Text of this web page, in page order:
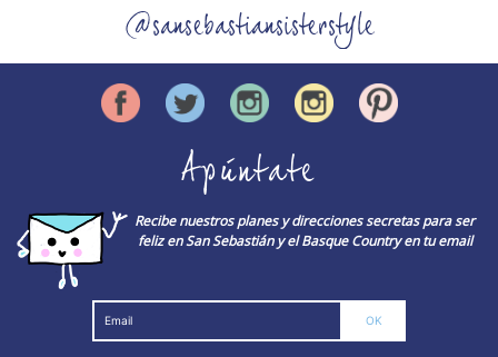
@sansebastiansisterstyle
Apúntate
Recibe nuestros planes y direcciones secretas para ser
feliz en San Sebastián y el Basque Country en tu email